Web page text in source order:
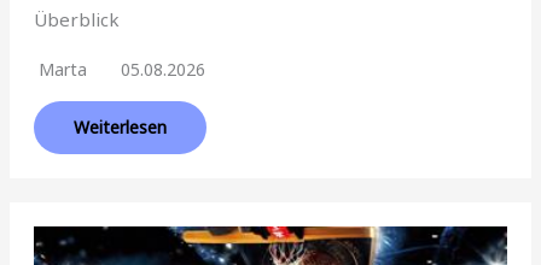
Überblick
Marta 05.08.2026
Weiterlesen